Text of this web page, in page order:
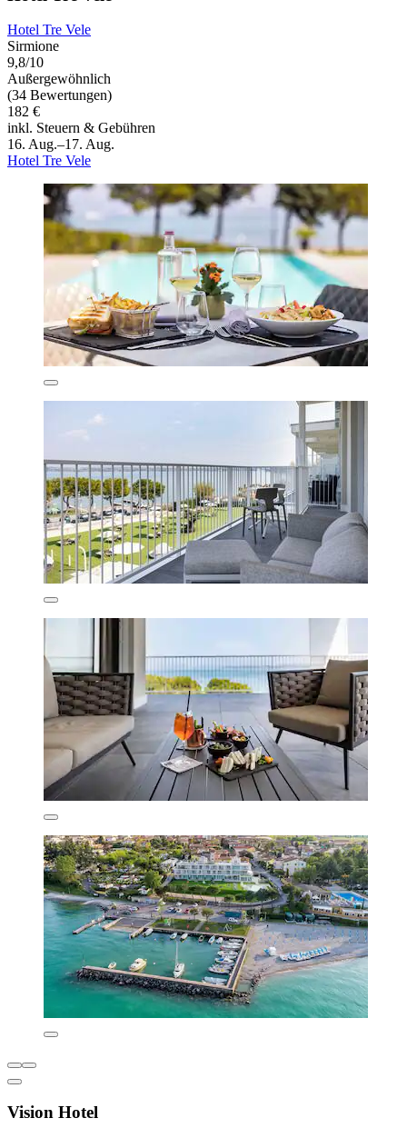
Hotel Tre Vele
Sirmione
9,8/10
Außergewöhnlich
(34 Bewertungen)
182 €
inkl. Steuern & Gebühren
16. Aug.–17. Aug.
Hotel Tre Vele
Vision Hotel